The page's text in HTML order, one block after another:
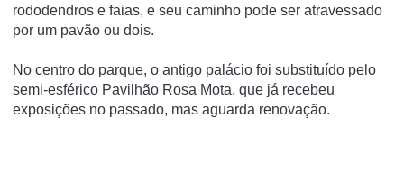
rododendros e faias, e seu caminho pode ser atravessado
por um pavão ou dois.
No centro do parque, o antigo palácio foi substituído pelo
semi-esférico Pavilhão Rosa Mota, que já recebeu
exposições no passado, mas aguarda renovação.